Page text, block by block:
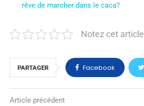
rêve de marcher dans le caca?
Notez cet article
PARTAGER Facebook
Article précédent